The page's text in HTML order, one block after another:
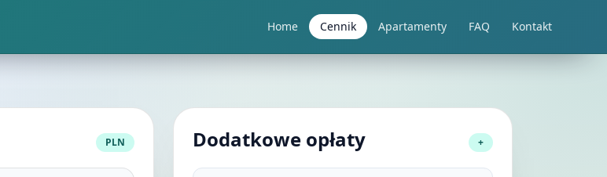
Home Cennik Apartamenty FAQ Kontakt
PLN Dodatkowe opłaty +